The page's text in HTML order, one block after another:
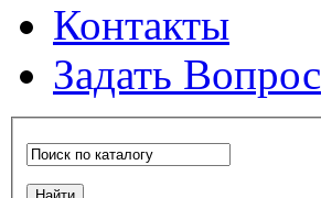
Контакты
Задать Вопрос